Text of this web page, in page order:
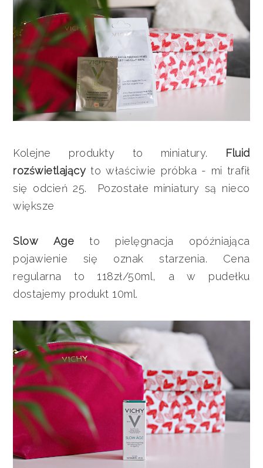
Kolejne produkty to miniatury. Fluid
rozświetlający to właściwie próbka - mi trafił
się odcień 25. Pozostałe miniatury są nieco
większe
Slow Age to pielęgnacja opóźniająca
pojawienie się oznak starzenia. Cena
regularna to 118zł/50ml, a w pudełku
dostajemy produkt 10ml.